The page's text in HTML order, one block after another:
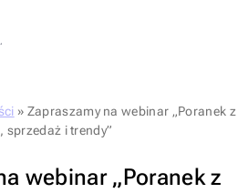
» Zapraszamy na webinar „Poranek z
sprzedaż i trendy”
webinar „Poranek z